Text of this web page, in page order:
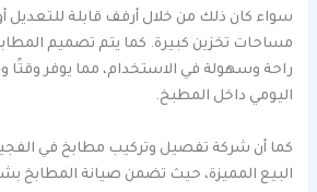
سواء كان ذلك من خلال أرفف قابلة للتعديل
مساحات تخزين كبيرة. كما يتم تصميم
راحة وسهولة في الاستخدام، مما يوفر وقتًا
اليومي داخل المطبخ.
كما أن شركة تفصيل وتركيب مطابخ في
البيع المميزة، حيث تضمن صيانة المطابخ